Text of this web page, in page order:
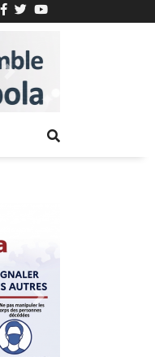
Next
Next